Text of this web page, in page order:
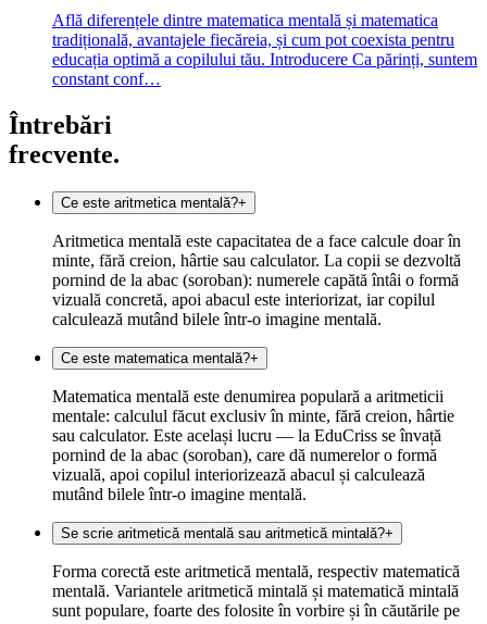
Află diferențele dintre matematica mentală și matematica
tradițională, avantajele fiecăreia, și cum pot coexista pentru
educația optimă a copilului tău. Introducere Ca părinți, suntem
constant conf…
Întrebări
frecvente.
Ce este aritmetica mentală?+
Aritmetica mentală este capacitatea de a face calcule doar în
minte, fără creion, hârtie sau calculator. La copii se dezvoltă
pornind de la abac (soroban): numerele capătă întâi o formă
vizuală concretă, apoi abacul este interiorizat, iar copilul
calculează mutând bilele într-o imagine mentală.
Ce este matematica mentală?+
Matematica mentală este denumirea populară a aritmeticii
mentale: calculul făcut exclusiv în minte, fără creion, hârtie
sau calculator. Este același lucru — la EduCriss se învață
pornind de la abac (soroban), care dă numerelor o formă
vizuală, apoi copilul interiorizează abacul și calculează
mutând bilele într-o imagine mentală.
Se scrie aritmetică mentală sau aritmetică mintală?+
Forma corectă este aritmetică mentală, respectiv matematică
mentală. Variantele aritmetică mintală și matematică mintală
sunt populare, foarte des folosite în vorbire și în căutările pe